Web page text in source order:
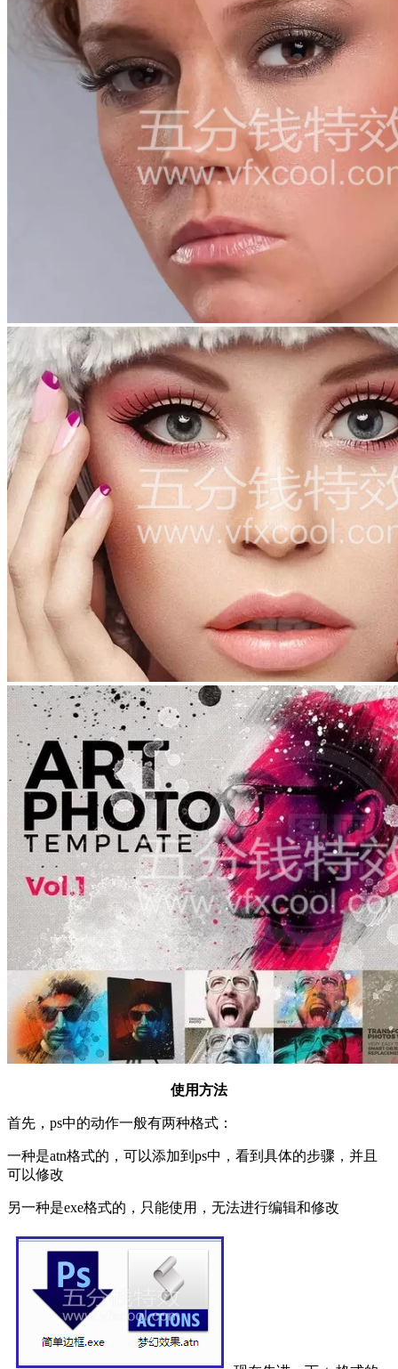
使用方法
首先，ps中的动作一般有两种格式：
一种是atn格式的，可以添加到ps中，看到具体的步骤，并且
可以修改
另一种是exe格式的，只能使用，无法进行编辑和修改